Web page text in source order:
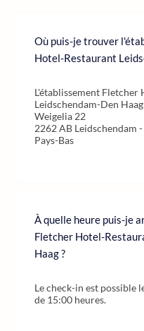
Où puis-je trouver
Hotel-Restaurant
L'établissement Fletcher
Leidschendam-Den
Weigelia 22
2262 AB Leidschendam -
Pays-Bas
À quelle heure puis-je
Fletcher Hotel-
Haag ?
Le check-in est possible
de 15:00 heures.